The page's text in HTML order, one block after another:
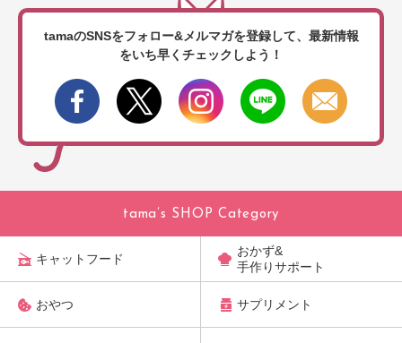
tamaのSNSをフォロー&メルマガを登録して、 最新情報
をいち早くチェックしよう！
tama’s SHOP Category
キャットフード
おかず&
手作りサポート
おやつ サプリメント